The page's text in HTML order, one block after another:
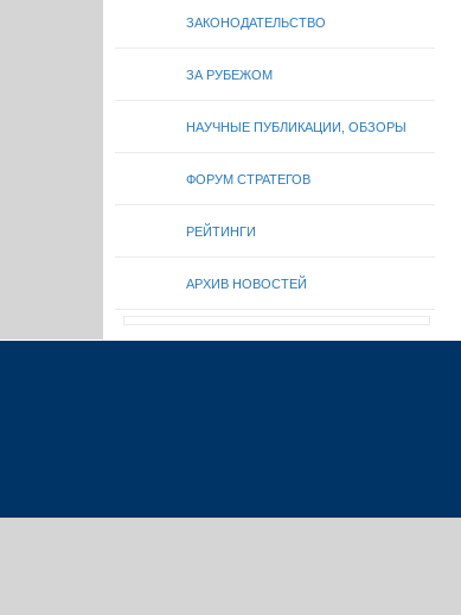
ЗАКОНОДАТЕЛЬСТВО
ЗА РУБЕЖОМ
НАУЧНЫЕ ПУБЛИКАЦИИ, ОБЗОРЫ
ФОРУМ СТРАТЕГОВ
РЕЙТИНГИ
АРХИВ НОВОСТЕЙ